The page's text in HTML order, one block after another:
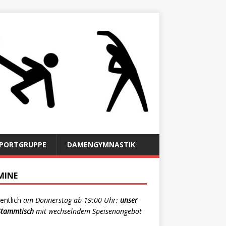
DAMENGYMNASTIK
am Donnerstag ab 19:00 Uhr: unser
mit wechselndem Speisenangebot